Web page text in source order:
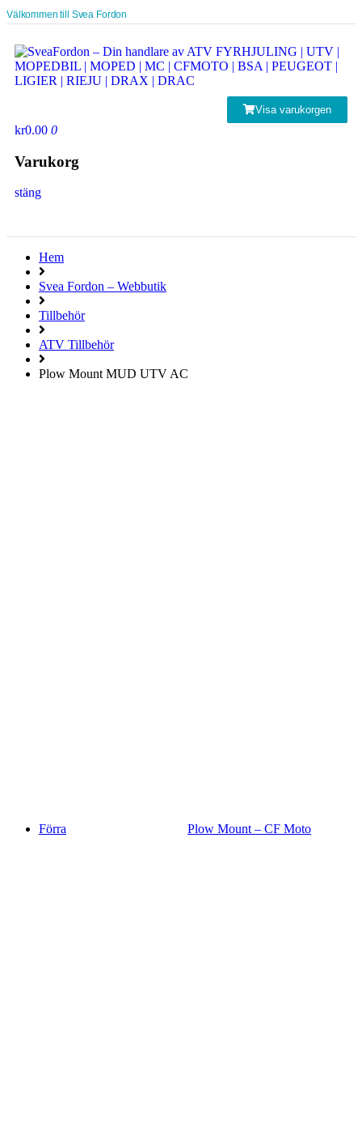
Välkommen till Svea Fordon
Visa varukorgen
kr0.00 0
Varukorg
stäng
Hem
Svea Fordon – Webbutik
Tillbehör
ATV Tillbehör
Plow Mount MUD UTV AC
Förra Plow Mount – CF Moto